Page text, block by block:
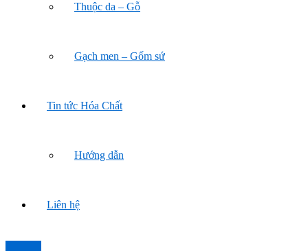
Thuộc da – Gỗ
Gạch men – Gốm sứ
Tin tức Hóa Chất
Hướng dẫn
Liên hệ